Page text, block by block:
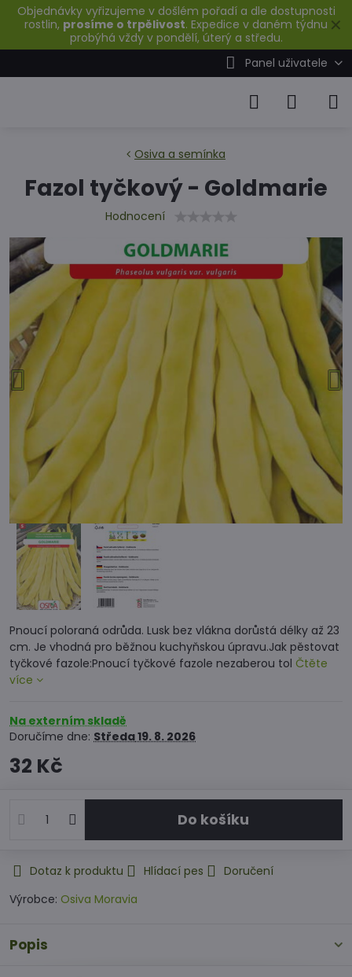
✕
Objednávky vyřizujeme v došlém pořadí a dle dostupnosti
rostlin, prosíme o trpělivost. Expedice v daném týdnu
probýhá vždy v pondělí, úterý a středu.
Panel uživatele
Osiva a semínka
Fazol tyčkový - Goldmarie
Hodnocení
Pnoucí poloraná odrůda. Lusk bez vlákna dorůstá délky až 23
cm. Je vhodná pro běžnou kuchyňskou úpravu.Jak pěstovat
tyčkové fazole:Pnoucí tyčkové fazole nezaberou tol Čtěte
více
Na externím skladě
Doručíme dne: Středa19. 8. 2026
32 Kč
Do košíku
Dotaz k produktu Hlídací pes
Doručení
Výrobce: Osiva Moravia
Popis